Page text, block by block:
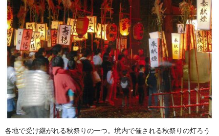
各地で受け継がれる秋祭りの一つ。境内で催される秋祭りの灯ろう